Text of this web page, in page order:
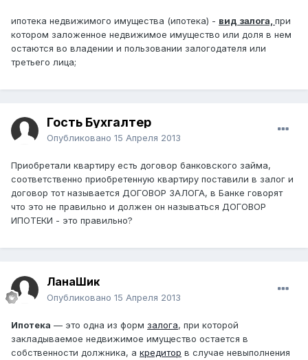
ипотека недвижимого имущества (ипотека) - вид залога, при
котором заложенное недвижимое имущество или доля в нем
остаются во владении и пользовании залогодателя или
третьего лица;
Гость Бухгалтер
Опубликовано 15 Апреля 2013
Приобретали квартиру есть договор банковского займа,
соответственно приобретенную квартиру поставили в залог и
договор тот называется ДОГОВОР ЗАЛОГА, в Банке говорят
что это не правильно и должен он называться ДОГОВОР
ИПОТЕКИ - это правильно?
ЛанаШик
Опубликовано 15 Апреля 2013
Ипотека — это одна из форм залога, при которой
закладываемое недвижимое имущество остается в
собственности должника, а кредитор в случае невыполнения